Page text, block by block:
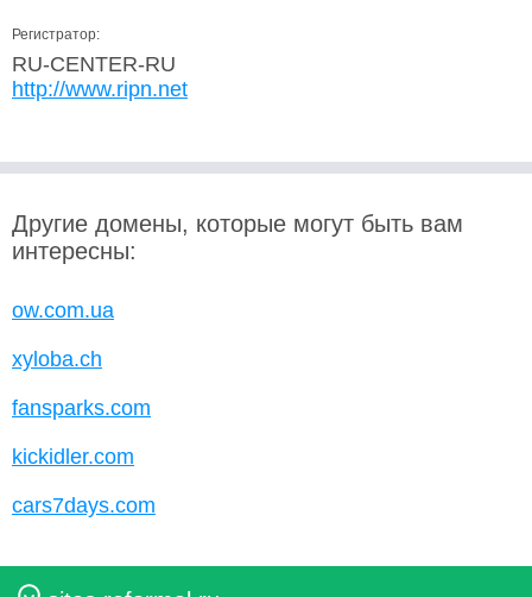
Регистратор:
RU-CENTER-RU
http://www.ripn.net
Другие домены, которые могут быть вам
интересны:
ow.com.ua
xyloba.ch
fansparks.com
kickidler.com
cars7days.com